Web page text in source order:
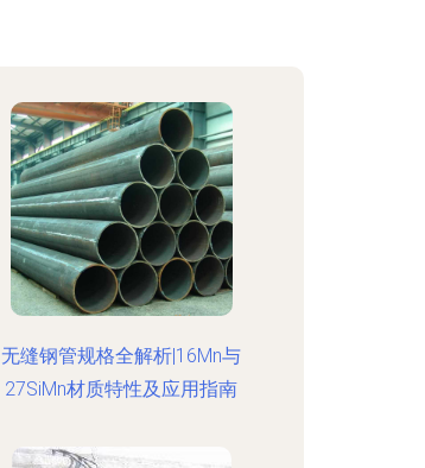
无缝钢管规格全解析|16Mn与
27SiMn材质特性及应用指南